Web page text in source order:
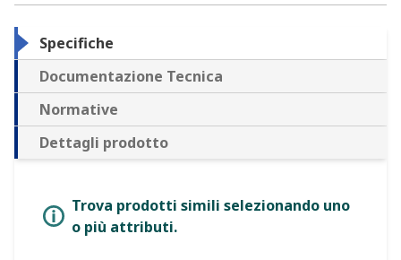
Specifiche
Documentazione Tecnica
Normative
Dettagli prodotto
Trova prodotti simili selezionando uno
o più attributi.